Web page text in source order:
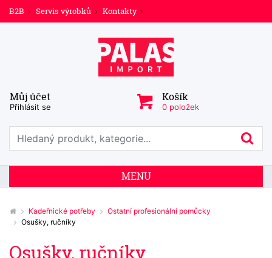
B2B Servis výrobků Kontakty
Můj účet
Přihlásit se
Košík
0 položek
Prohledat web
MENU
Kadeřnické potřeby
Ostatní profesionální pomůcky
Osušky, ručníky
Osušky, ručníky